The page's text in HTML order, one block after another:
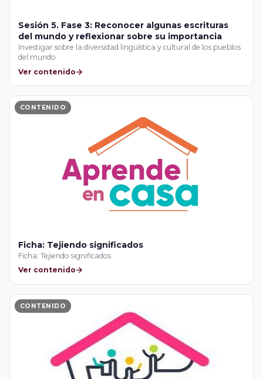
Sesión 5. Fase 3: Reconocer algunas escrituras
del mundo y reflexionar sobre su importancia
Investigar sobre la diversidad lingüística y cultural de los pueblos
del mundo
Ver contenido
CONTENIDO
Ficha: Tejiendo significados
Ficha: Tejiendo significados
Ver contenido
CONTENIDO